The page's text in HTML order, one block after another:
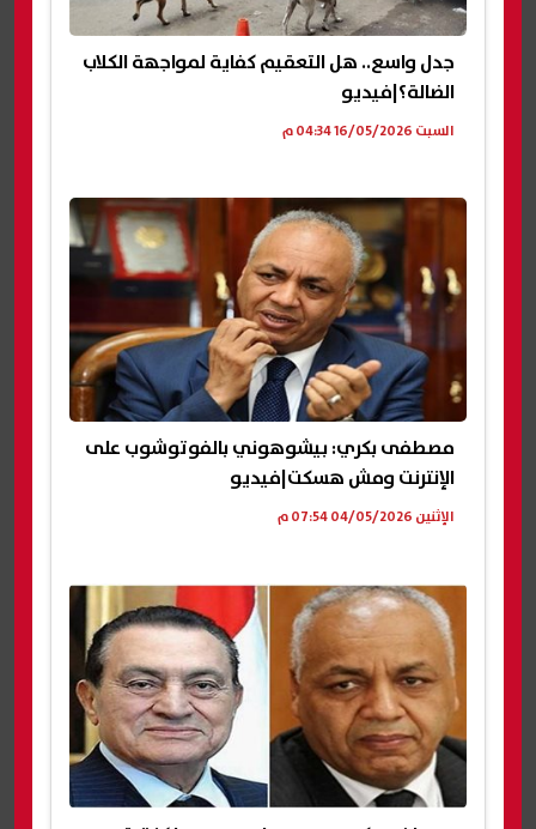
جدل واسع.. هل التعقيم كفاية لمواجهة الكلاب
الضالة؟|فيديو
السبت 16/05/2026 04:34 م
مصطفى بكري: بيشوهوني بالفوتوشوب على
الإنترنت ومش هسكت|فيديو
الإثنين 04/05/2026 07:54 م